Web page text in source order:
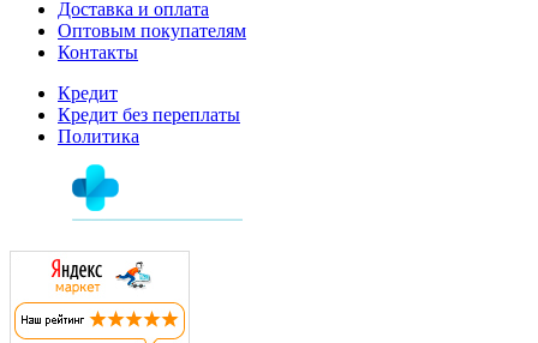
Доставка и оплата
Оптовым покупателям
Контакты
Кредит
Кредит без переплаты
Политика